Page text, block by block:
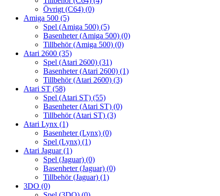
Övrigt (C64) (0)
Amiga 500 (5)
Spel (Amiga 500) (5)
Basenheter (Amiga 500) (0)
Tillbehör (Amiga 500) (0)
Atari 2600 (35)
Spel (Atari 2600) (31)
Basenheter (Atari 2600) (1)
Tillbehör (Atari 2600) (3)
Atari ST (58)
Spel (Atari ST) (55)
Basenheter (Atari ST) (0)
Tillbehör (Atari ST) (3)
Atari Lynx (1)
Basenheter (Lynx) (0)
Spel (Lynx) (1)
Atari Jaguar(1)
Spel (Jaguar) (0)
Basenheter (Jaguar) (0)
Tillbehör (Jaguar) (1)
3DO (0)